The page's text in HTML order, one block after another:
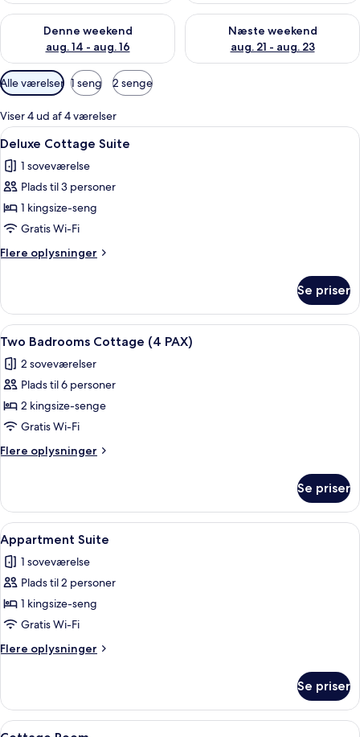
Denne weekend
aug. 14 - aug. 16
Tjek tilgængelighed for denne weekend aug. 14 - aug. 16
Næste weekend
aug. 21 - aug. 23
Tjek tilgængelighed for næste
Tilgængelige
filtre
for
værelser
Alle værelser 1 seng 2 senge
Viser 4 ud af 4 værelser
Indlæs
alle
billeder
af
Deluxe
Cottage
Suite
Et soveværelse med en seng, to
25
Deluxe Cottage Suite
1 soveværelse
Plads til 3 personer
1 kingsize-seng
Gratis Wi-Fi
Flere oplysninger
Flere
Cottage
Suite
Se priser
Indlæs
alle
billeder
af
Two
Badrooms
Cottage
(4
En hyggelig stue med pejs, et
23
Two Badrooms Cottage (4 PAX)
2 soveværelser
Plads til 6 personer
2 kingsize-senge
Gratis Wi-Fi
Flere oplysninger
Flere
Badrooms
Cottage
(4
PAX)
Se priser
Indlæs
alle
billeder
af
Appartment
Suite
To store bygninger i sten med
28
Appartment Suite
1 soveværelse
Plads til 2 personer
1 kingsize-seng
Gratis Wi-Fi
Flere oplysninger
Flere
Suite
Se priser
Indlæs Et soveværelse med en seng, to